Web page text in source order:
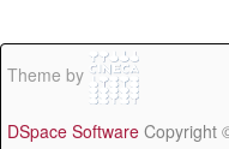
Theme by
DSpace Software Copyright